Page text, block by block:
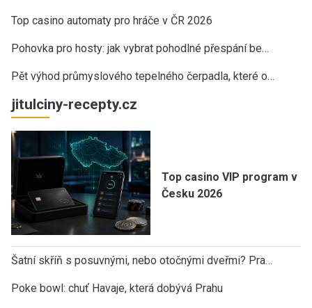
Top casino automaty pro hráče v ČR 2026
Pohovka pro hosty: jak vybrat pohodlné přespání be…
Pět výhod průmyslového tepelného čerpadla, které o…
jitulciny-recepty.cz
Top casino VIP program v
Česku 2026
Šatní skříň s posuvnými, nebo otočnými dveřmi? Pra…
Poke bowl: chuť Havaje, která dobývá Prahu